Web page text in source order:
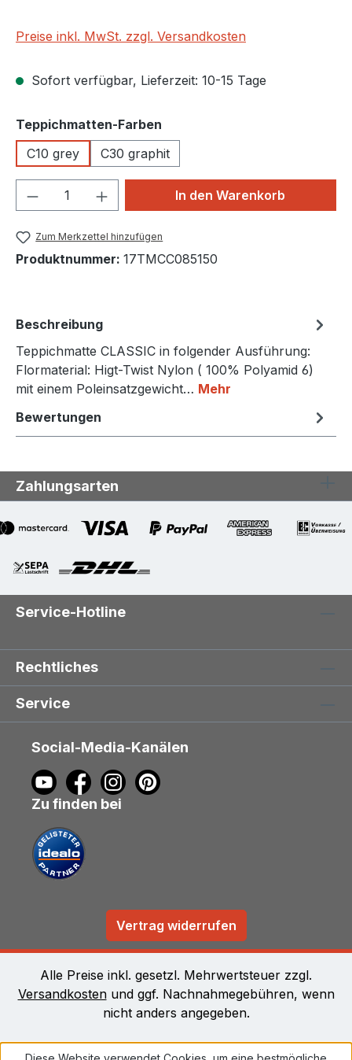
Preise inkl. MwSt. zzgl. Versandkosten
Sofort verfügbar, Lieferzeit: 10-15 Tage
Teppichmatten-Farben
C10 grey
C30 graphit
Produkt Anzahl: Gib denIn den Warenkorb
Zum Merkzettel hinzufügen
Produktnummer: 17TMCC085150
Beschreibung
Teppichmatte CLASSIC in folgender Ausführung:
Flormaterial: Higt-Twist Nylon ( 100% Polyamid 6)
mit einem Poleinsatzgewicht… Mehr
Bewertungen
Zahlungsarten
Service-Hotline
Rechtliches
Service
Social-Media-Kanälen
Zu finden bei
Vertrag widerrufen
Alle Preise inkl. gesetzl. Mehrwertsteuer zzgl.
Versandkostenund ggf. Nachnahmegebühren, wenn
nicht anders angegeben.